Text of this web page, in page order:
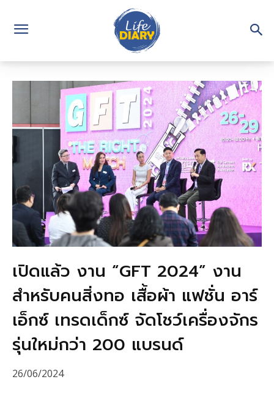
เปิดแล้ว งาน “GFT 2024” งาน
สำหรับคนสิ่งทอ เสื้อผ้า แฟชั่น อาร์
เอ็กซ์ เทรดเด็กซ์ จัดโชว์เครื่องจักร
รุ่นใหม่กว่า 200 แบรนด์
26/06/2024